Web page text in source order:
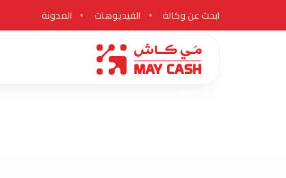
ابحث عن وكالة الفيديوهات المدونة